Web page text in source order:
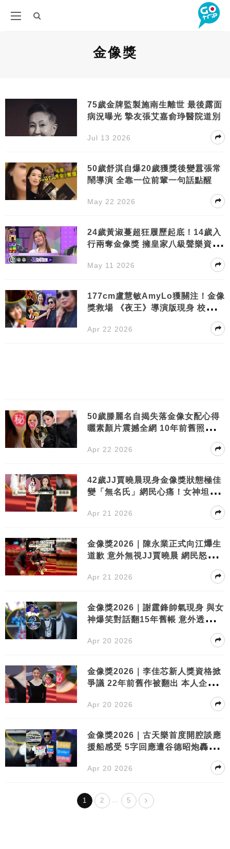
金像獎
75歲金牌監製施南生離世 最後露面
病況曝光 摯友張艾嘉俞琤醫院道別
Jul 13 2026
50歲舒淇自爆20歲獲獎後變囂張常
鬧導演 全靠一位前輩一句話點醒
May 22 2026
24歲黃淑蔓超狂履歷起底！14歲入
行兩奪金像獎 擁皇家八級聲樂資格
May 11 2026
177cm盧慧敏AmyLo獲關注！金像
獎救場 《夜王》導演版現身 校服造
Apr 22 2026
50歲滕麗名自揭失落金像女配心得
曬素顏片震撼全網 10年前舊照曝光
Apr 22 2026
42歲JJ賈曉晨現身金像獎狀態極佳
變「無名氏」網民心痛！女神坦承
後悔巔峰期閃婚 每日想殺老公101
次
Apr 21 2026
金像獎2026｜陳永業正式向江𤒹生
道歉 意外無視JJ賈曉晨 網民怒轟
「選擇性認錯」：攪到好似迫你就
範
Apr 21 2026
金像獎2026｜謝霆鋒帥氣現身 與女
神爆笑對話翻15年舊帳 意外透露
Apr 20 2026
金像獎2026｜李佳芯新人獎資格掀
爭議 22年前舊作被翻出 本人企硬表
Apr 20 2026
金像獎2026｜古天樂首度開腔談應
援船感受 5字回應遭谷德昭炮轟風
Apr 20 2026
1 2 … 5